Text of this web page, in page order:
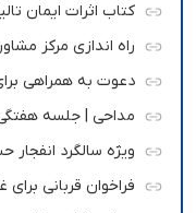
کتاب اثرات ایمان
راه اندازی مرکز
دعوت به همراهی
مداحی | جلسه هفتگی 1403/02/15 ، حاج علی
ویژه سالگرد
فراخوان قربانی برای